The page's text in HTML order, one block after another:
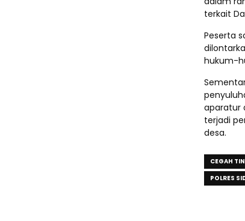
terkait
Peserta
hukum-
aparatur
terjadi
desa.
CEGAH
POLRES